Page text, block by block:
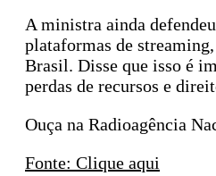
A ministra ainda
plataformas de
Brasil. Disse que isso é
perdas de recursos e
Ouça na Radioagência
Fonte: Clique aqui